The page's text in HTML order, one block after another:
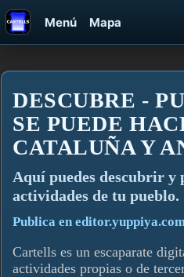
Menú Mapa
DESCUBRE -
SE PUEDE
CATALUÑA Y
Aquí­ puedes descubrir
actividades de tu pueblo.
Publica en
Cartells es un escaparate
actividades propias o de